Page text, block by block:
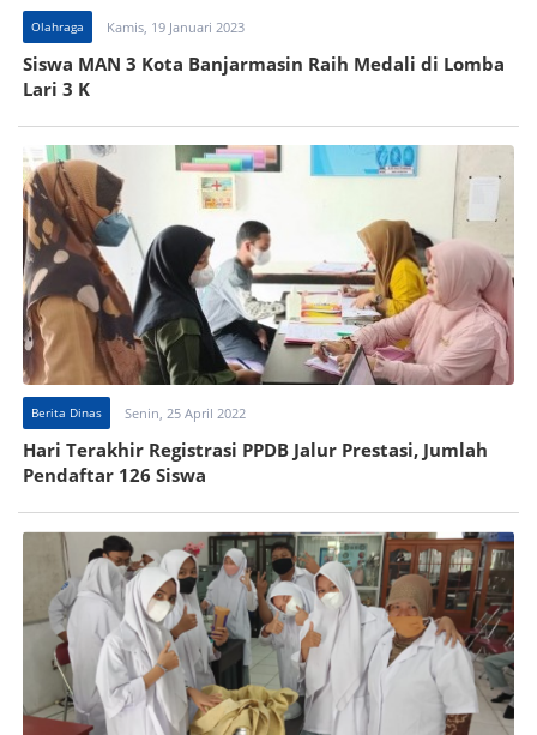
Olahraga Kamis, 19 Januari 2023
Siswa MAN 3 Kota Banjarmasin Raih Medali di Lomba
Lari 3 K
Berita Dinas Senin, 25 April 2022
Hari Terakhir Registrasi PPDB Jalur Prestasi, Jumlah
Pendaftar 126 Siswa